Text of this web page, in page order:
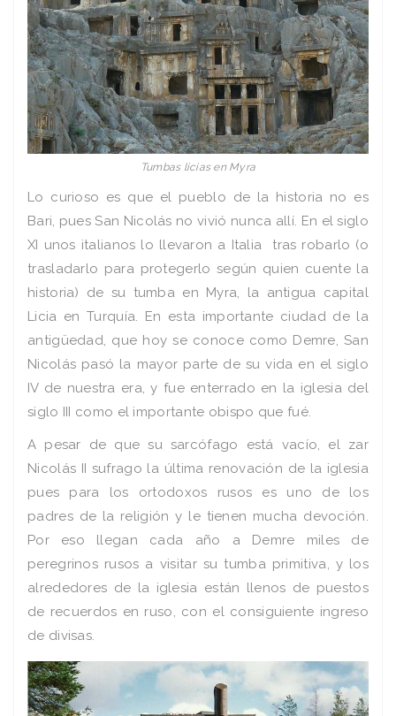
Tumbas licias en Myra
Lo curioso es que el pueblo de la historia no es
Bari, pues San Nicolás no vivió nunca allí. En el siglo
XI unos italianos lo llevaron a Italia tras robarlo (o
trasladarlo para protegerlo según quien cuente la
historia) de su tumba en Myra, la antigua capital
Licia en Turquía. En esta importante ciudad de la
antigüedad, que hoy se conoce como Demre, San
Nicolás pasó la mayor parte de su vida en el siglo
IV de nuestra era, y fue enterrado en la iglesia del
siglo III como el importante obispo que fué.
A pesar de que su sarcófago está vacío, el zar
Nicolás II sufrago la última renovación de la iglesia
pues para los ortodoxos rusos es uno de los
padres de la religión y le tienen mucha devoción.
Por eso llegan cada año a Demre miles de
peregrinos rusos a visitar su tumba primitiva, y los
alrededores de la iglesia están llenos de puestos
de recuerdos en ruso, con el consiguiente ingreso
de divisas.